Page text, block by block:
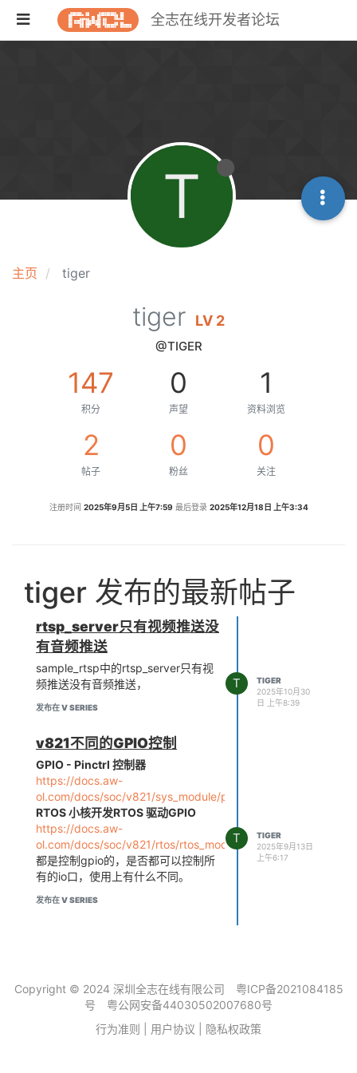
全志在线开发者论坛
主页 tiger
T
tiger LV 2
@TIGER
147
积分
0
声望
1
资料浏览
2
帖子
0
粉丝
0
关注
注册时间 2025年9月5日 上午7:59 最后登录 2025年12月18日 上午3:34
tiger 发布的最新帖子
rtsp_server只有视频推送没
有音频推送
sample_rtsp中的rtsp_server只有视
频推送没有音频推送，
发布在 V SERIES
T
TIGER
2025年10月30
日 上午8:39
v821不同的GPIO控制
GPIO - Pinctrl 控制器
https://docs.aw-
ol.com/docs/soc/v821/sys_module/pinctrl
RTOS 小核开发RTOS 驱动GPIO
https://docs.aw-
ol.com/docs/soc/v821/rtos/rtos_module/gpio
都是控制gpio的，是否都可以控制所
有的io口，使用上有什么不同。
发布在 V SERIES
T
TIGER
2025年9月13日
上午6:17
Copyright © 2024 深圳全志在线有限公司
粤ICP备2021084185
号
粤公网安备44030502007680号
行为准则
用户协议 隐私权政策